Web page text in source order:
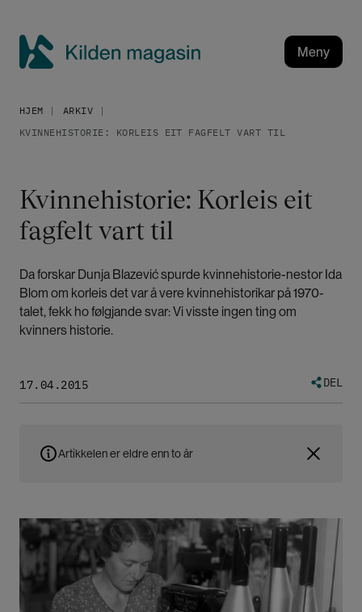
m
a
a
s
i
n
Meny
HJEM
ARKIV
KVINNEHISTORIE: KORLEIS EIT FAGFELT VART TIL
Kvinnehistorie: Korleis eit
fagfelt vart til
Da forskar Dunja Blazević spurde kvinnehistorie-nestor Ida
Blom om korleis det var å vere kvinnehistorikar på 1970-
talet, fekk ho følgjande svar: Vi visste ingen ting om
kvinners historie.
17.04.2015 DEL
Artikkelen er eldre enn to år
Bilde